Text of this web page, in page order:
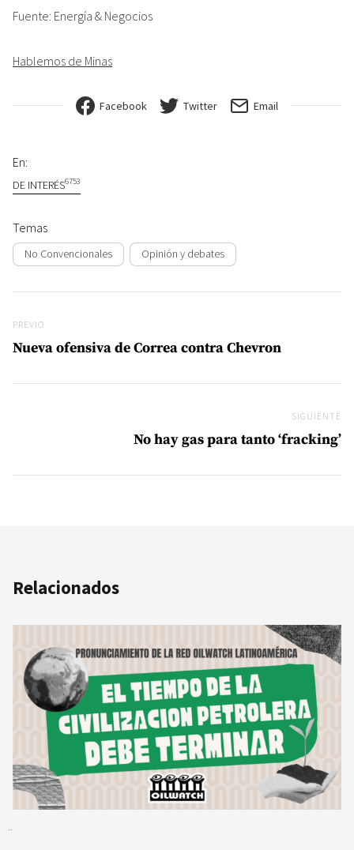
Fuente: Energía & Negocios
Hablemos de Minas
Facebook Twitter Email
En:
DE INTERÉS6753
Temas
No Convencionales Opinión y debates
Previo
PREVIO
Nueva ofensiva de Correa contra Chevron
SIGUIENTE
No hay gas para tanto ‘fracking’
Relacionados